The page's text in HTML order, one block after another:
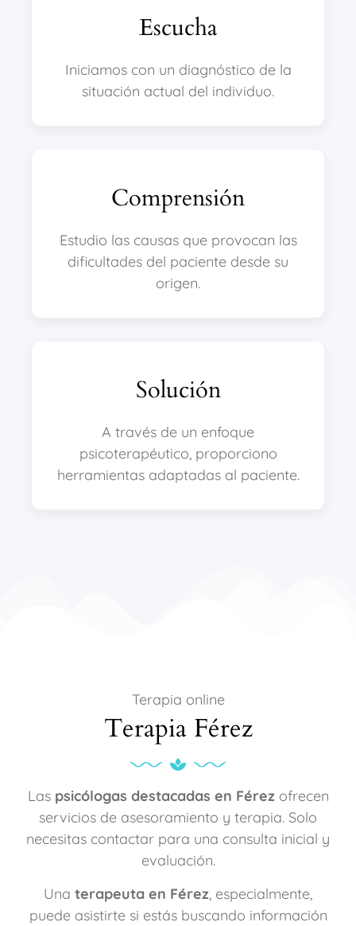
Escucha
Iniciamos con un diagnóstico de la
situación actual del individuo.
Comprensión
Estudio las causas que provocan las
dificultades del paciente desde su
origen.
Solución
A través de un enfoque
psicoterapéutico, proporciono
herramientas adaptadas al paciente.
Terapia online
Terapia Férez
Las psicólogas destacadas en Férez ofrecen
servicios de asesoramiento y terapia. Solo
necesitas contactar para una consulta inicial y
evaluación.
Una terapeuta en Férez, especialmente,
puede asistirte si estás buscando información